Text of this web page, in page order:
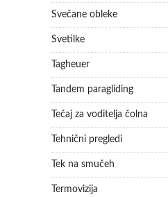
Svečane obleke
Svetilke
Tagheuer
Tandem paragliding
Tečaj za voditelja čolna
Tehnični pregledi
Tek na smučeh
Termovizija